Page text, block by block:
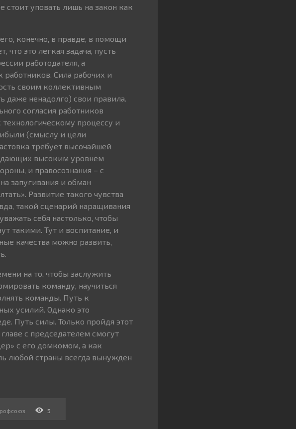
стоит уповать лишь на закон как
конечно, в правде, в помощи
что это легкая задача, пусть
работодателя, а
Сила рабочих и
своим коллективным
даже ненадолго) свои правила.
согласия работников
процессу и
(смыслу и цели
требует высочайшей
высоким уровнем
и правосознания – с
запугивания и обман
Развитие такого чувства
такой сценарий наращивания
себя настолько, чтобы
такими. Тут и воспитание, и
качества можно развить,
на то, чтобы заслужить
команду, научиться
команды. Путь к
усилий. Однако это
Путь силы. Только пройдя этот
с председателем смогут
с его домкомом, а как
любой страны всегда вынужден
5